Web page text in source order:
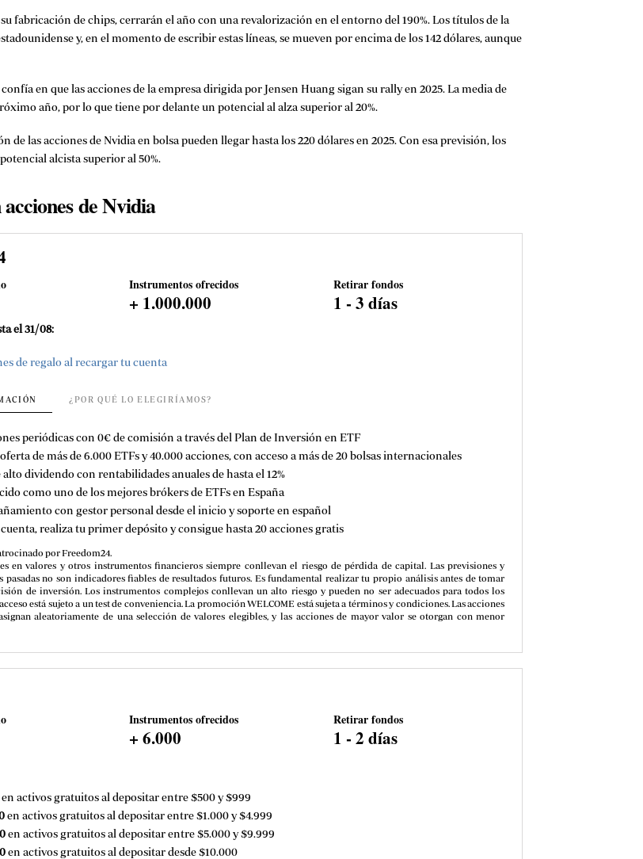
fabricación de chips, cerrarán el año con una revalorización en el entorno del 190%. Los títulos de la
y, en el momento de escribir estas líneas, se mueven por encima de los 142 dólares, aunque
en que las acciones de la empresa dirigida por Jensen Huang sigan su rally en 2025. La media de
año, por lo que tiene por delante un potencial al alza superior al 20%.
las acciones de Nvidia en bolsa pueden llegar hasta los 220 dólares en 2025. Con esa previsión, los
alcista superior al 50%.
de Nvidia
Instrumentos ofrecidos
+ 1.000.000
Retirar fondos
1 - 3 días
el 31/08:
de regalo al recargar tu cuenta
¿POR QUÉ LO ELEGIRÍAMOS?
periódicas con 0€ de comisión a través del Plan de Inversión en ETF
de más de 6.000 ETFs y40.000 acciones,con acceso a más de 20 bolsas internacionales
alto dividendo con rentabilidades anuales de hasta el 12%
como uno de los mejores brókers de ETFs en España
con gestor personal desde el inicio y soporte en español
realiza tu primer depósito y consigue hasta 20 acciones gratis
por Freedom24.
en valores y otros instrumentos financieros siempre conllevan el riesgo de pérdida de capital. Las previsiones y
pasadas no son indicadores fiables de resultados futuros. Es fundamental realizar tu propio análisis antes de tomar
de inversión. Los instrumentos complejos conllevan un alto riesgo y pueden no ser adecuados para todos los
está sujeto a un test de conveniencia. La promoción WELCOME está sujeta a términos y condiciones. Las acciones
aleatoriamente de una selección de valores elegibles, y las acciones de mayor valor se otorgan con menor
Instrumentos ofrecidos
+ 6.000
Retirar fondos
1 - 2 días
en activos gratuitos al depositar entre $500 y $999
en activos gratuitos al depositar entre $1.000 y $4.999
en activos gratuitos al depositar entre $5.000 y $9.999
en activos gratuitos al depositar desde $10.000